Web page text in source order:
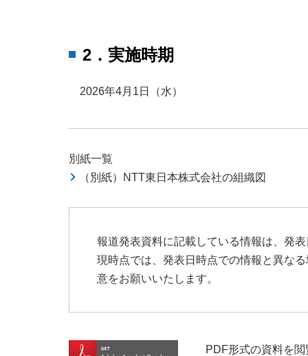
2．実施時期
2026年4月1日（水）
別紙一覧
（別紙）NTT東日本株式会社の組織図
報道発表資料に記載している情報は、発
現時点では、発表日時点での情報と異な
意をお願いいたします。
PDF形式の資料を